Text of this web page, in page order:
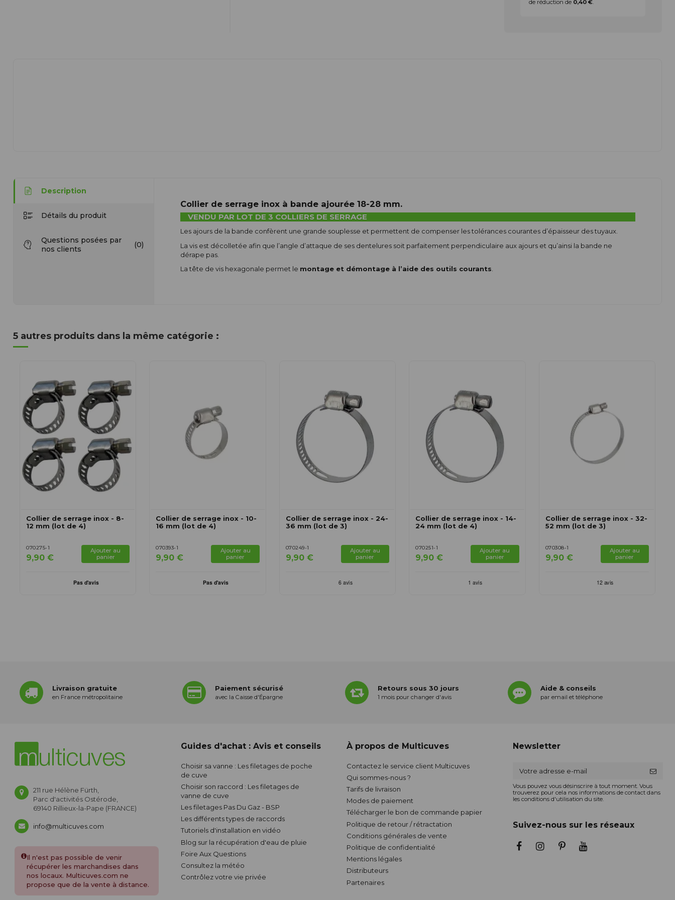
de réduction de 0,40 €.
Description
Détails du produit
Questions posées par
nos clients
(0)
Collier de serrage inox à bande ajourée 18-28 mm.
VENDU PAR LOT DE 3 COLLIERS DE SERRAGE
Les ajours de la bande confèrent une grande souplesse et permettent de compenser les tolérances courantes d’épaisseur des tuyaux.
La vis est décolletée afin que l’angle d’attaque de ses dentelures soit parfaitement perpendiculaire aux ajours et qu’ainsi la bande ne
dérape pas.
La tête de vis hexagonale permet le montage et démontage à l’aide des outils courants
5 autres produits dans la même catégorie :
Collier de serrage inox - 8-
12 mm (lot de 4)
070275-1
9,90 €
Ajouter au
panier
Collier de serrage inox - 10-
16 mm (lot de 4)
070393-1
9,90 €
Ajouter au
panier
Collier de serrage inox - 24-
36 mm (lot de 3)
070249-1
9,90 €
Ajouter au
panier
Collier de serrage inox - 14-
24 mm (lot de 4)
070251-1
9,90 €
Ajouter au
panier
Collier de serrage inox - 32-
52 mm (lot de 3)
070308-1
9,90 €
Ajouter au
panier
Livraison gratuite
en France métropolitaine
Paiement sécurisé
avec la Caisse d'Épargne
Retours sous 30 jours
1 mois pour changer d'avis
Aide & conseils
par email et téléphone
211 rue Hélène Fürth,
Parc d'activités Ostérode,
69140 Rillieux-la-Pape (FRANCE)
info@multicuves.com
Il n'est pas possible de venir
récupérer les marchandises dans
nos locaux. Multicuves.com ne
propose que de la vente à distance.
Guides d'achat : Avis et conseils
Choisir sa vanne : Les filetages de poche
de cuve
Choisir son raccord : Les filetages de
vanne de cuve
Les filetages Pas Du Gaz - BSP
Les différents types de raccords
Tutoriels d'installation en vidéo
Blog sur la récupération d'eau de pluie
Foire Aux Questions
Consultez la météo
Contrôlez votre vie privée
À propos de Multicuves
Contactez le service client Multicuves
Qui sommes-nous ?
Tarifs de livraison
Modes de paiement
Télécharger le bon de commande papier
Politique de retour / rétractation
Conditions générales de vente
Politique de confidentialité
Mentions légales
Distributeurs
Partenaires
Newsletter
Vous pouvez vous désinscrire à tout moment. Vous
trouverez pour cela nos informations de contact dans
les conditions d'utilisation du site.
Suivez-nous sur les réseaux